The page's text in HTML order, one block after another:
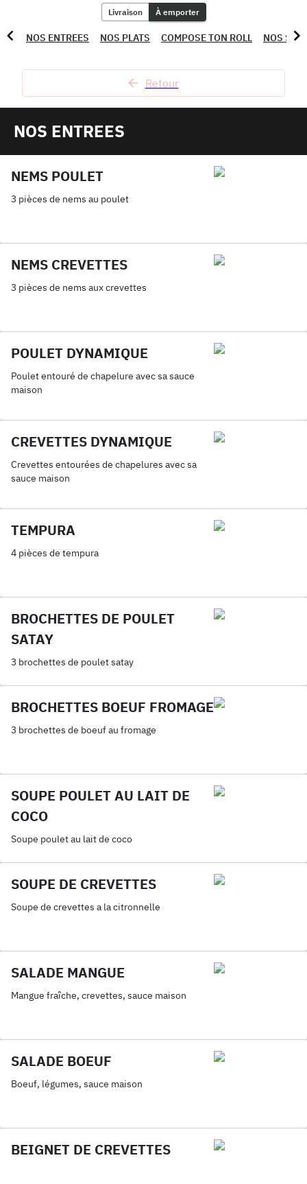
NOS ENTREES NOS PLATS COMPOSE TON ROLL NOS
Livraison À emporter
Retour
NOS ENTREES
NEMS POULET
3 pièces de nems au poulet
NEMS CREVETTES
3 pièces de nems aux crevettes
POULET DYNAMIQUE
Poulet entouré de chapelure avec sa sauce
maison
CREVETTES DYNAMIQUE
Crevettes entourées de chapelures avec sa
sauce maison
TEMPURA
4 pièces de tempura
BROCHETTES DE POULET
SATAY
3 brochettes de poulet satay
BROCHETTES BOEUF FROMAGE
3 brochettes de boeuf au fromage
SOUPE POULET AU LAIT DE
COCO
Soupe poulet au lait de coco
SOUPE DE CREVETTES
Soupe de crevettes a la citronnelle
SALADE MANGUE
Mangue fraîche, crevettes, sauce maison
SALADE BOEUF
Boeuf, légumes, sauce maison
BEIGNET DE CREVETTES